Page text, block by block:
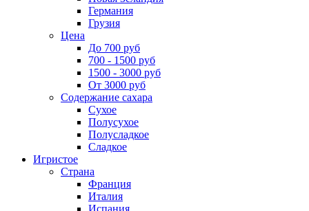
Германия
Грузия
Цена
До 700 руб
700 - 1500 руб
1500 - 3000 руб
От 3000 руб
Содержание сахара
Сухое
Полусухое
Полусладкое
Сладкое
Игристое
Страна
Франция
Италия
Испания